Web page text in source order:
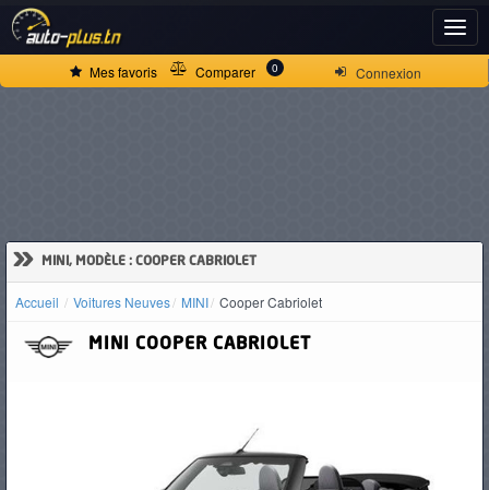
Connexion
Mes favoris Comparer 0
» MINI, MODÈLE : COOPER CABRIOLET
Accueil Voitures Neuves MINI Cooper Cabriolet
MINI COOPER CABRIOLET
ACCUEIL
D'OCCASION